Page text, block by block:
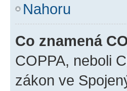
Nahoru
Co znamená
COPPA, neboli
zákon ve